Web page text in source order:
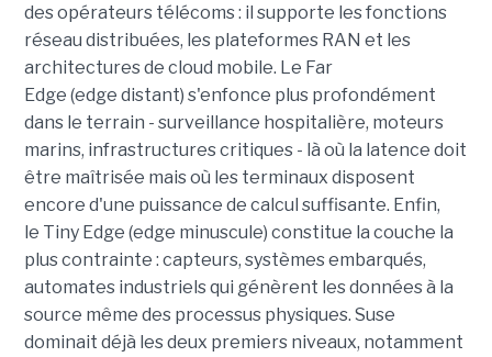
des opérateurs télécoms : il supporte les fonctions
réseau distribuées, les plateformes RAN et les
architectures de cloud mobile. Le Far
Edge (edge distant) s'enfonce plus profondément
dans le terrain - surveillance hospitalière, moteurs
marins, infrastructures critiques - là où la latence doit
être maîtrisée mais où les terminaux disposent
encore d'une puissance de calcul suffisante. Enfin,
le Tiny Edge (edge minuscule) constitue la couche la
plus contrainte : capteurs, systèmes embarqués,
automates industriels qui génèrent les données à la
source même des processus physiques. Suse
dominait déjà les deux premiers niveaux, notamment